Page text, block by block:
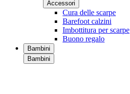
Accessori
Cura delle scarpe
Barefoot calzini
Imbottitura per scarpe
Buono regalo
Bambini
Bambini